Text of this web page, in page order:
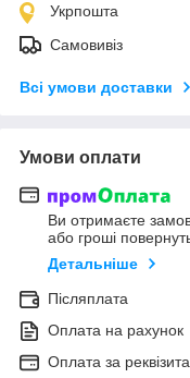
Укрпошта
Самовивіз
Всі умови доставки
Умови оплати
Ви отримаєте
або гроші
Детальніше
Післяплата
Оплата на рахунок
Оплата за